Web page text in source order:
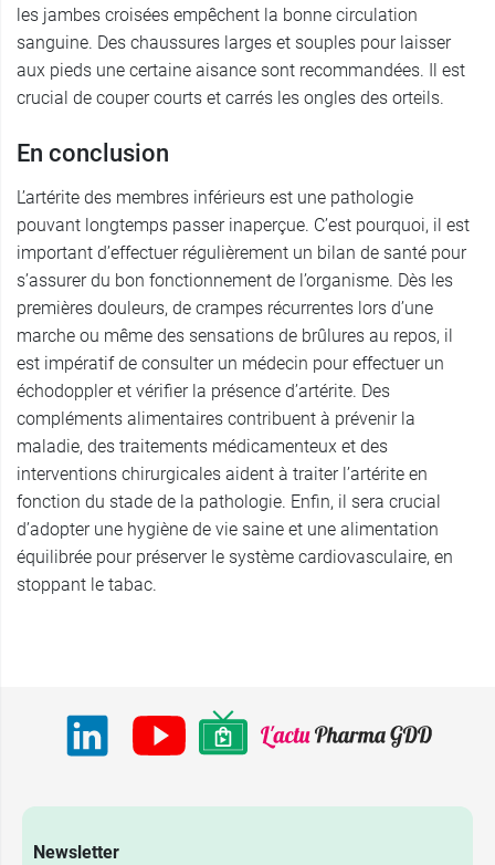
les jambes croisées empêchent la bonne circulation
sanguine. Des chaussures larges et souples pour laisser
aux pieds une certaine aisance sont recommandées. Il est
crucial de couper courts et carrés les ongles des orteils.
En conclusion
L’artérite des membres inférieurs est une pathologie
pouvant longtemps passer inaperçue. C’est pourquoi, il est
important d’effectuer régulièrement un bilan de santé pour
s’assurer du bon fonctionnement de l’organisme. Dès les
premières douleurs, de crampes récurrentes lors d’une
marche ou même des sensations de brûlures au repos, il
est impératif de consulter un médecin pour effectuer un
échodoppler et vérifier la présence d’artérite. Des
compléments alimentaires contribuent à prévenir la
maladie, des traitements médicamenteux et des
interventions chirurgicales aident à traiter l’artérite en
fonction du stade de la pathologie. Enfin, il sera crucial
d’adopter une hygiène de vie saine et une alimentation
équilibrée pour préserver le système cardiovasculaire, en
stoppant le tabac.
Newsletter